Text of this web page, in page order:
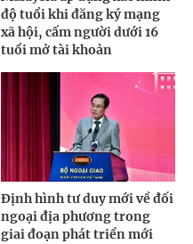
độ tuổi khi đăng ký mạng
xã hội, cấm người dưới 16
tuổi mở tài khoản
Định hình tư duy mới về đối
ngoại địa phương trong
giai đoạn phát triển mới